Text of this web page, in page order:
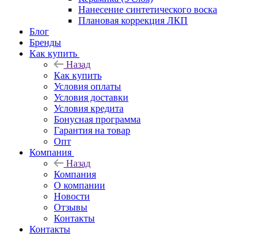
Нанесение синтетического воска
Плановая коррекция ЛКП
Блог
Бренды
Как купить
Назад
Как купить
Условия оплаты
Условия доставки
Условия кредита
Бонусная программа
Гарантия на товар
Опт
Компания
Назад
Компания
О компании
Новости
Отзывы
Контакты
Контакты